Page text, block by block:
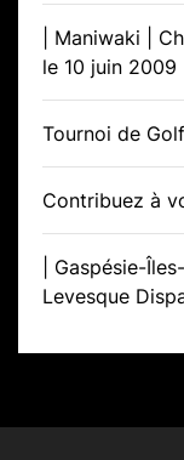
| Maniwaki |
le 10 juin 2009
Tournoi de
Contribuez à
| Gaspésie-
Levesque